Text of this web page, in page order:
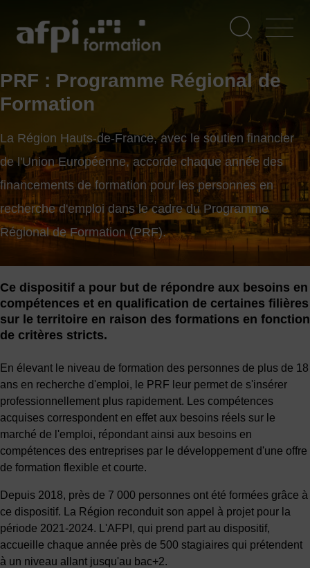
contenu
PRF : Programme Régional de
Formation
La Région Hauts-de-France, avec le soutien financier
de l'Union Européenne, accorde chaque année des
financements de formation pour les personnes en
recherche d'emploi dans le cadre du Programme
Régional de Formation (PRF).
Ce dispositif a pour but de répondre aux besoins en
compétences et en qualification de certaines filières
sur le territoire en raison des formations en fonction
de critères stricts.
En élevant le niveau de formation des personnes de plus de 18
ans en recherche d'emploi, le PRF leur permet de s'insérer
professionnellement plus rapidement. Les compétences
acquises correspondent en effet aux besoins réels sur le
marché de l'emploi, répondant ainsi aux besoins en
compétences des entreprises par le développement d'une offre
de formation flexible et courte.
Depuis 2018, près de 7 000 personnes ont été formées grâce à
ce dispositif. La Région reconduit son appel à projet pour la
période 2021-2024. L'AFPI, qui prend part au dispositif,
accueille chaque année près de 500 stagiaires qui prétendent
à un niveau allant jusqu'au bac+2.